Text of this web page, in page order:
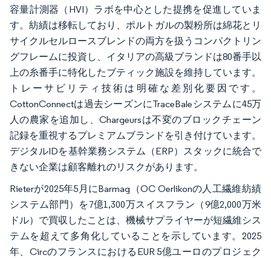
容量計測器（HVI）ラボを中心とした提携を促進していま
す。紡績は移転しており、ポルトガルの製粉所は綿花とリ
サイクルセルロースブレンドの両方を扱うコンパクトリン
グフレームに投資し、イタリアの高級ブランドは80番手以
上の糸番手に特化したブティック施設を維持しています。
トレーサビリティ技術は明確な差別化要因です。
CottonConnectは過去シーズンにTraceBaleシステムに45万
人の農家を追加し、Chargeursは不変のブロックチェーン
記録を重視するプレミアムブランドを引き付けています。
デジタルIDを基幹業務システム（ERP）スタックに統合で
きない企業は顧客離れのリスクがあります。
Rieterが2025年5月にBarmag（OC Oerlikonの人工繊維紡績
システム部門）を7億1,300万スイスフラン（9億2,000万米
ドル）で買収したことは、機械サプライヤーが短繊維シス
テムを超えて多角化していることを示しています。2025
年、CircのフランスにおけるEUR 5億ユーロのプロジェク